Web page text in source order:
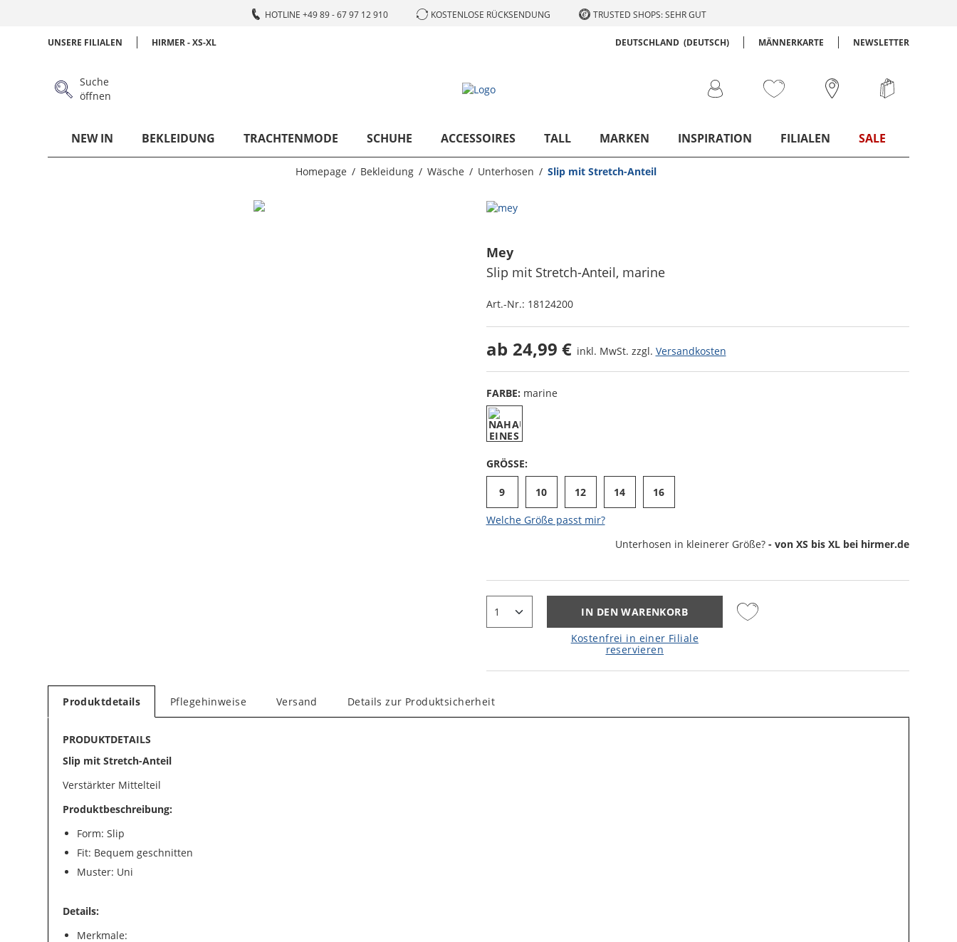
HOTLINE +49 89 - 67 97 12 910 KOSTENLOSE RÜCKSENDUNG TRUSTED SHOPS: SEHR GUT
UNSERE FILIALEN HIRMER - XS-XL DEUTSCHLAND (DEUTSCH) MÄNNERKARTE NEWSLETTER
Suche
öffnen
NEW IN BEKLEIDUNG TRACHTENMODE SCHUHE ACCESSOIRES TALL MARKEN INSPIRATION FILIALEN SALE
Homepage Bekleidung Wäsche Unterhosen Slip mit Stretch-Anteil
Mey
Slip mit Stretch-Anteil, marine
Art.-Nr.: 18124200
ab 24,99 € inkl. MwSt. zzgl. Versandkosten
FARBE: marine
GRÖSSE:
9 10 12 14 16
Welche Größe passt mir?
Unterhosen in kleinerer Größe? - von XS bis XL bei hirmer.de
IN DEN WARENKORB
Kostenfrei in einer Filiale
reservieren
Produktdetails Pflegehinweise Versand Details zur Produktsicherheit
PRODUKTDETAILS
Slip mit Stretch-Anteil
Verstärkter Mittelteil
Produktbeschreibung:
Form: Slip
Fit: Bequem geschnitten
Muster: Uni
Details:
Merkmale: